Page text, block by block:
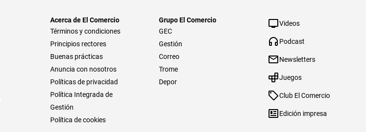
Acerca de El Comercio
Términos y condiciones
Principios rectores
Buenas prácticas
Anuncia con nosotros
Políticas de privacidad
Política Integrada de
Gestión
Política de cookies
Grupo El Comercio
GEC
Gestión
Correo
Trome
Depor
Videos
Podcast
Newsletters
Juegos
Club El Comercio
Edición impresa